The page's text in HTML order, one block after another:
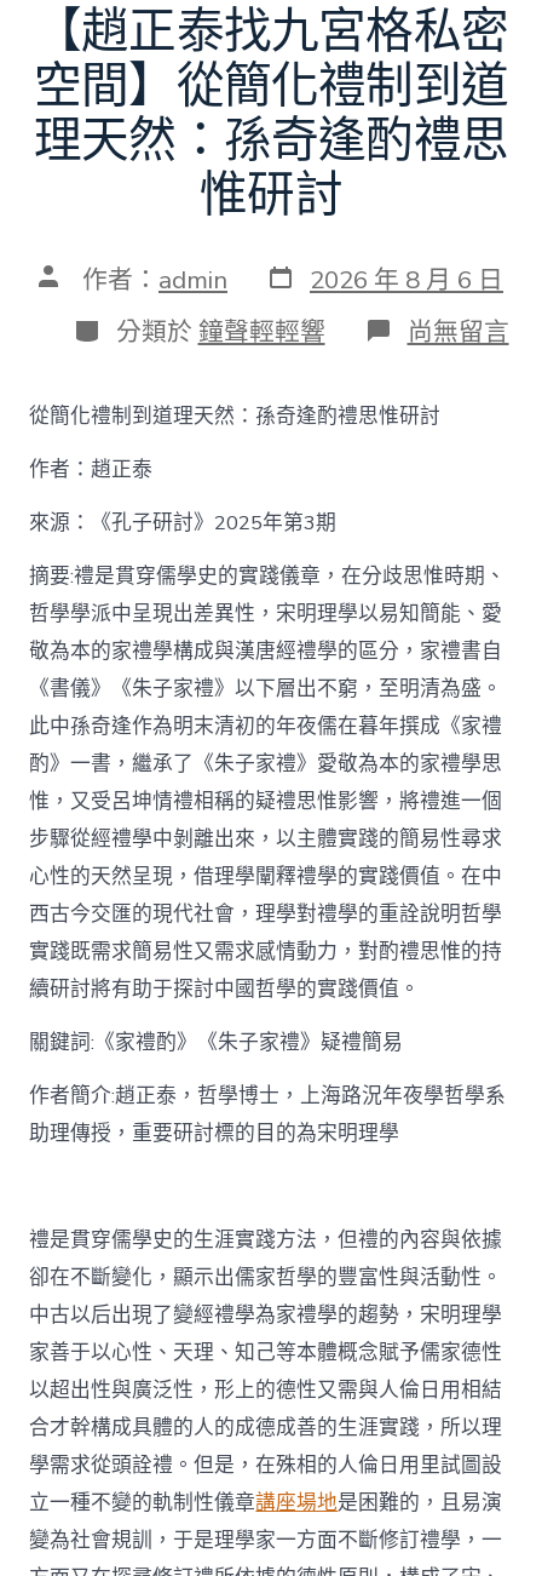
【趙正泰找九宮格私密
空間】從簡化禮制到道
理天然：孫奇逢酌禮思
惟研討
文 作者： admin 發
表
日
期
2026 年 8 月 6 日
分
類
分類於 鐘聲輕輕響 在
〈【趙
泰
找
空
間】
從
簡
化
禮
制
到
道
理
天
然：
孫
奇
逢
酌
禮
思
中
尚無留言
從簡化禮制到道理天然：孫奇逢酌禮思惟研討
作者：趙正泰
來源：《孔子研討》2025年第3期
摘要:禮是貫穿儒學史的實踐儀章，在分歧思惟時期、
哲學學派中呈現出差異性，宋明理學以易知簡能、愛
敬為本的家禮學構成與漢唐經禮學的區分，家禮書自
《書儀》《朱子家禮》以下層出不窮，至明清為盛。
此中孫奇逢作為明末清初的年夜儒在暮年撰成《家禮
酌》一書，繼承了《朱子家禮》愛敬為本的家禮學思
惟，又受呂坤情禮相稱的疑禮思惟影響，將禮進一個
步驟從經禮學中剝離出來，以主體實踐的簡易性尋求
心性的天然呈現，借理學闡釋禮學的實踐價值。在中
西古今交匯的現代社會，理學對禮學的重詮說明哲學
實踐既需求簡易性又需求感情動力，對酌禮思惟的持
續研討將有助于探討中國哲學的實踐價值。
關鍵詞:《家禮酌》《朱子家禮》疑禮簡易
作者簡介:趙正泰，哲學博士，上海路況年夜學哲學系
助理傳授，重要研討標的目的為宋明理學
禮是貫穿儒學史的生涯實踐方法，但禮的內容與依據
卻在不斷變化，顯示出儒家哲學的豐富性與活動性。
中古以后出現了變經禮學為家禮學的趨勢，宋明理學
家善于以心性、天理、知己等本體概念賦予儒家德性
以超出性與廣泛性，形上的德性又需與人倫日用相結
合才幹構成具體的人的成德成善的生涯實踐，所以理
學需求從頭詮禮。但是，在殊相的人倫日用里試圖設
立一種不變的軌制性儀章講座場地是困難的，且易演
變為社會規訓，于是理學家一方面不斷修訂禮學，一